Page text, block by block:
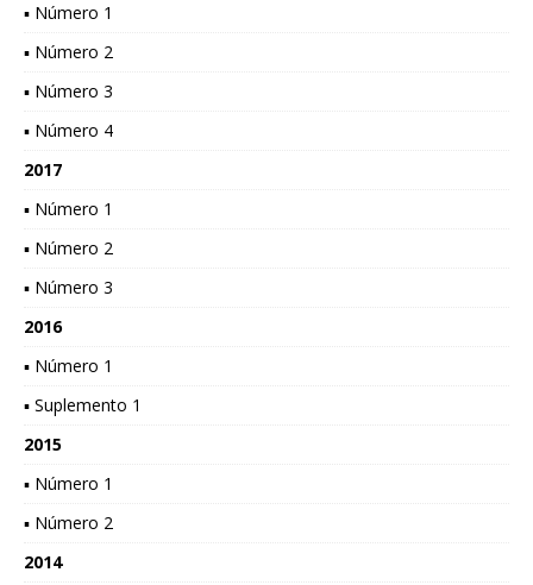
▪ Número 1
▪ Número 2
▪ Número 3
▪ Número 4
2017
▪ Número 1
▪ Número 2
▪ Número 3
2016
▪ Número 1
▪ Suplemento 1
2015
▪ Número 1
▪ Número 2
2014